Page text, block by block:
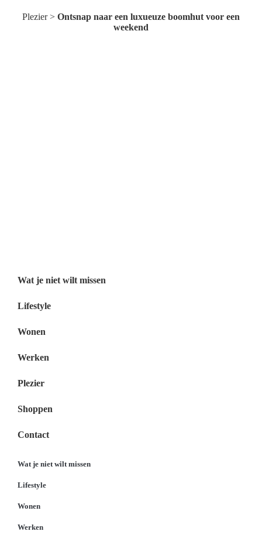
Plezier> Ontsnap naar een luxueuze boomhut voor een
weekend
Wat je niet wilt missen
Lifestyle
Wonen
Werken
Plezier
Shoppen
Contact
Wat je niet wilt missen
Lifestyle
Wonen
Werken